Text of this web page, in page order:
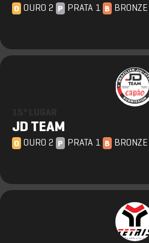
O OURO 2 P PRATA 1 B
JD TEAM
O OURO 2 P PRATA 1 B